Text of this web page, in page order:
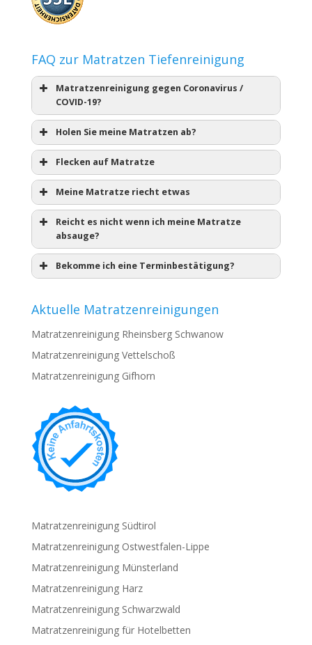
FAQ zur Matratzen Tiefenreinigung
Matratzenreinigung gegen Coronavirus /
COVID-19?
Holen Sie meine Matratzen ab?
Flecken auf Matratze
Meine Matratze riecht etwas
Reicht es nicht wenn ich meine Matratze
absauge?
Bekomme ich eine Terminbestätigung?
Aktuelle Matratzenreinigungen
Matratzenreinigung Rheinsberg Schwanow
Matratzenreinigung Vettelschoß
Matratzenreinigung Gifhorn
Matratzenreinigung Südtirol
Matratzenreinigung Ostwestfalen-Lippe
Matratzenreinigung Münsterland
Matratzenreinigung Harz
Matratzenreinigung Schwarzwald
Matratzenreinigung für Hotelbetten